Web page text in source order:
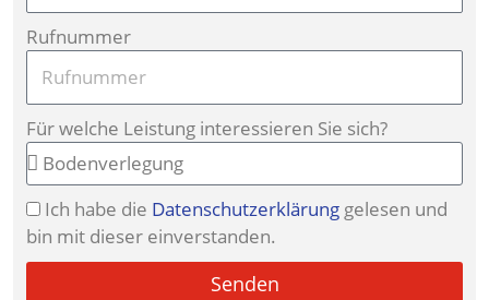
Rufnummer
Für welche Leistung interessieren Sie sich?
Ich habe die Datenschutzerklärung gelesen und
bin mit dieser einverstanden.
Senden